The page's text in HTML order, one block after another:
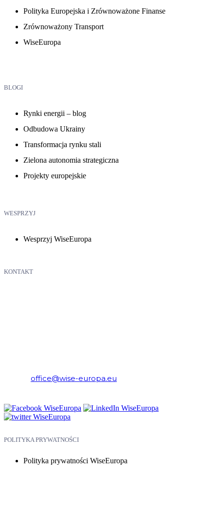
Polityka Europejska i Zrównoważone Finanse
Zrównoważony Transport
WiseEuropa
BLOGI
Rynki energii – blog
Odbudowa Ukrainy
Transformacja rynku stali
Zielona autonomia strategiczna
Projekty europejskie
WESPRZYJ
Wesprzyj WiseEuropa
KONTAKT
office@wise-europa.eu
POLITYKA PRYWATNOŚCI
Polityka prywatności WiseEuropa